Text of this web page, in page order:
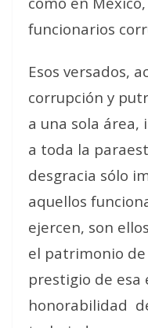
funcionarios
Esos versados,
corrupción y
a una sola
a toda la
desgracia sólo
aquellos
ejercen, son
el patrimonio
prestigio de esa
honorabilidad